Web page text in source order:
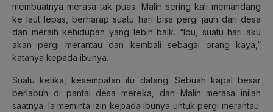
membuatnya merasa tak puas. Malin sering kali memandang
ke laut lepas, berharap suatu hari bisa pergi jauh dari desa
dan meraih kehidupan yang lebih baik. “Ibu, suatu hari aku
akan pergi merantau dan kembali sebagai orang kaya,”
katanya kepada ibunya.
Suatu ketika, kesempatan itu datang. Sebuah kapal besar
berlabuh di pantai desa mereka, dan Malin merasa inilah
saatnya. Ia meminta izin kepada ibunya untuk pergi merantau.